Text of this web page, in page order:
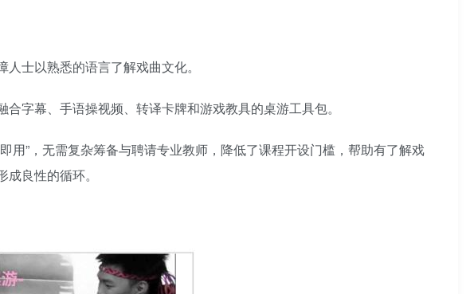
士以熟悉的语言了解戏曲文化。
字幕、手语操视频、转译卡牌和游戏教具的桌游工具包。
”，无需复杂筹备与聘请专业教师，降低了课程开设门槛，帮助有了解戏
良性的循环。